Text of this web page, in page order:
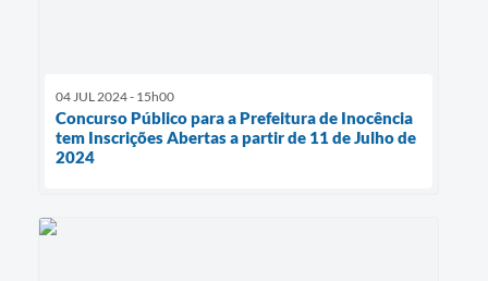
04 JUL 2024 - 15h00
Concurso Público para a Prefeitura de Inocência
tem Inscrições Abertas a partir de 11 de Julho de
2024